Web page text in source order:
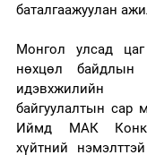
баталгаажуулан
Монгол улсад
нөхцөл байдлын
байгуулалтын сар
Иймд МАК
хүйтний